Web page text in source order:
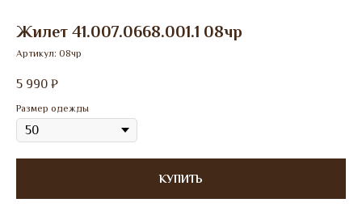
Жилет 41.007.0668.001.1 08чр
Артикул: 08чр
5 990 ₽
Размер одежды
КУПИТЬ